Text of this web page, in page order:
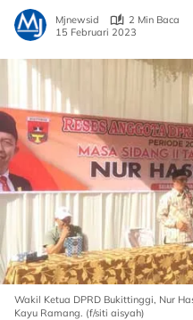
Mjnewsid
2 Min Baca
15 Februari 2023
Wakil Ketua DPRD Bukittinggi, Nur
Kayu Ramang. (f/siti aisyah)